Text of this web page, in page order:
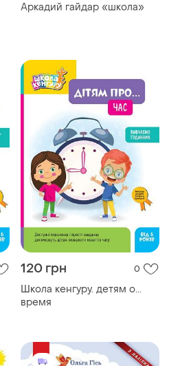
Аркадий гайдар «школа»
120 грн 0
Школа кенгуру. детям о...
время